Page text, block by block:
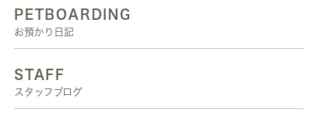
PETBOARDING
お預かり日記
STAFF
スタッフブログ